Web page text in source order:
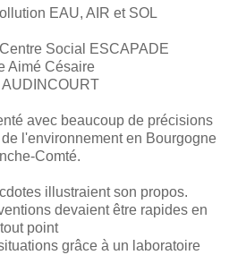
EAU, AIR et SOL
Social ESCAPADE
Aimé Césaire
avec beaucoup de précisions
l'environnement en Bourgogne
Comté.
illustraient son propos.
devaient être rapides en
tout point
grâce à un laboratoire